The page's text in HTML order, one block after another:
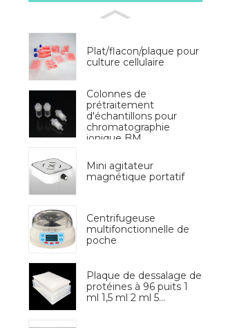
Plat/flacon/plaque pour
culture cellulaire
Colonnes de
prétraitement
d'échantillons pour
chromatographie
ionique BM
Mini agitateur
magnétique portatif
Centrifugeuse
multifonctionnelle de
poche
Plaque de dessalage de
protéines à 96 puits 1
ml 1,5 ml 2 ml 5...